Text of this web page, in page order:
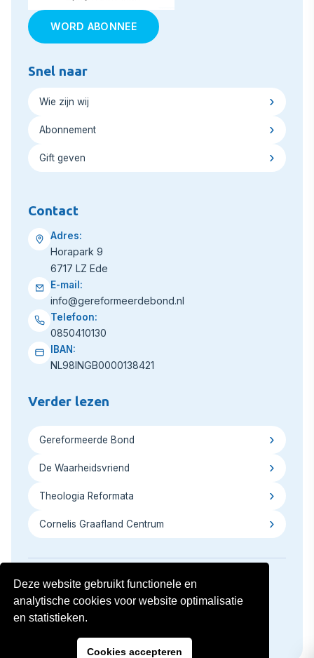
WORD ABONNEE
Snel naar
Wie zijn wij
Abonnement
Gift geven
Contact
Adres:
Horapark 9
6717 LZ Ede
E-mail:
info@gereformeerdebond.nl
Telefoon:
0850410130
IBAN:
NL98INGB0000138421
Verder lezen
Gereformeerde Bond
De Waarheidsvriend
Theologia Reformata
Cornelis Graafland Centrum
Copyright © 2026
Volg ons op social media:
Deze website gebruikt functionele en
analytische cookies voor website optimalisatie
en statistieken.
Cookies accepteren